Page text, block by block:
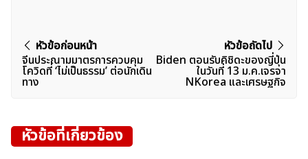
แนะแนว
เรื่อง
หัวข้อก่อนหน้า
จีนประณามมาตรการควบคุม
โควิดที่ ‘ไม่เป็นธรรม’ ต่อนักเดิน
ทาง
หัวข้อถัดไป
Biden ตอนรับคิชิดะของญี่ปุ่น
ในวันที่ 13 ม.ค.เจรจา
NKorea และเศรษฐกิจ
หัวข้อที่เกี่ยวข้อง